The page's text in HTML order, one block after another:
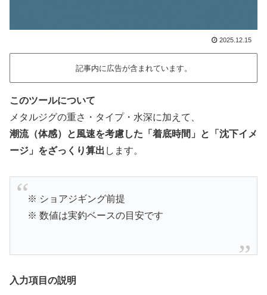
2025.12.15
記事内に広告が含まれています。
このツールについて
メタルジグの重さ・タイプ・水深に加えて、
潮流（体感）と風速を考慮した「着底時間」と「沈下イメ
ージ」をざっくり算出 します。
※ ショアジギング前提
※ 数値は実釣ベースの目安です
入力項目の説明